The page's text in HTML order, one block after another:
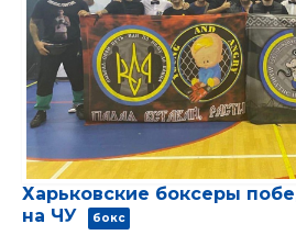
Харьковские боксеры
на ЧУ
бокс